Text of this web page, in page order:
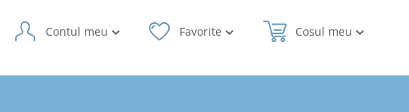
Cosul meu
Favorite
Contul meu